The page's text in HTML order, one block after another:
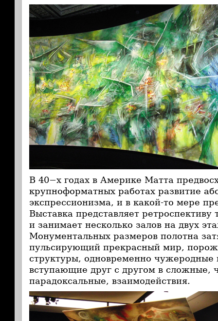
В 40−х годах в Америке Матта
крупноформатных работах развитие
экспрессионизма, и в какой-то мере
Выставка представляет ретроспективу
и занимает несколько залов на двух
Монументальных размеров полотна
пульсирующий прекрасный мир,
структуры, одновременно чужеродные
вступающие друг с другом в сложные,
парадоксальные, взаимодействия.